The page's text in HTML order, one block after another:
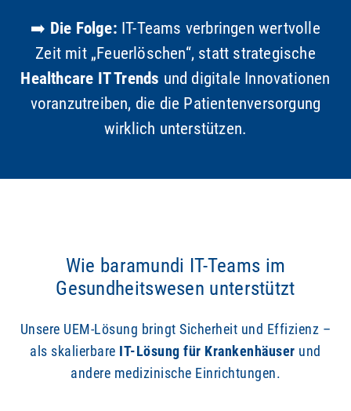
➡️ Die Folge: IT-Teams verbringen wertvolle
Zeit mit „Feuerlöschen“, statt strategische
Healthcare IT Trends und digitale Innovationen
voranzutreiben, die die Patientenversorgung
wirklich unterstützen.
Wie baramundi IT-Teams im
Gesundheitswesen unterstützt
Unsere UEM-Lösung bringt Sicherheit und Effizienz –
als skalierbare IT-Lösung für Krankenhäuser und
andere medizinische Einrichtungen.